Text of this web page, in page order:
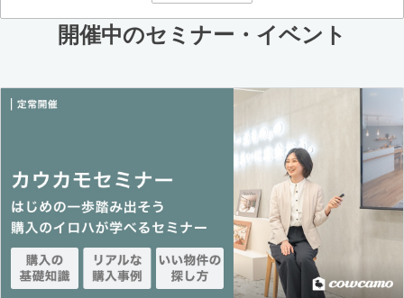
開催中のセミナー・イベント